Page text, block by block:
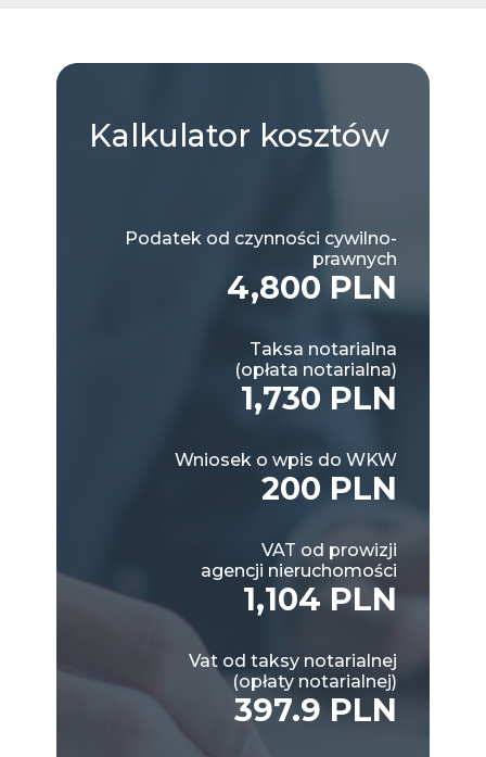
Kalkulator kosztów
Podatek od czynności cywilno-
prawnych
4,800 PLN
Taksa notarialna
(opłata notarialna)
1,730 PLN
Wniosek o wpis do WKW
200 PLN
VAT od prowizji
agencji nieruchomości
1,104 PLN
Vat od taksy notarialnej
(opłaty notarialnej)
397.9 PLN